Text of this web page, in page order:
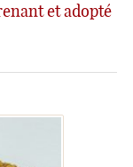
et adopté